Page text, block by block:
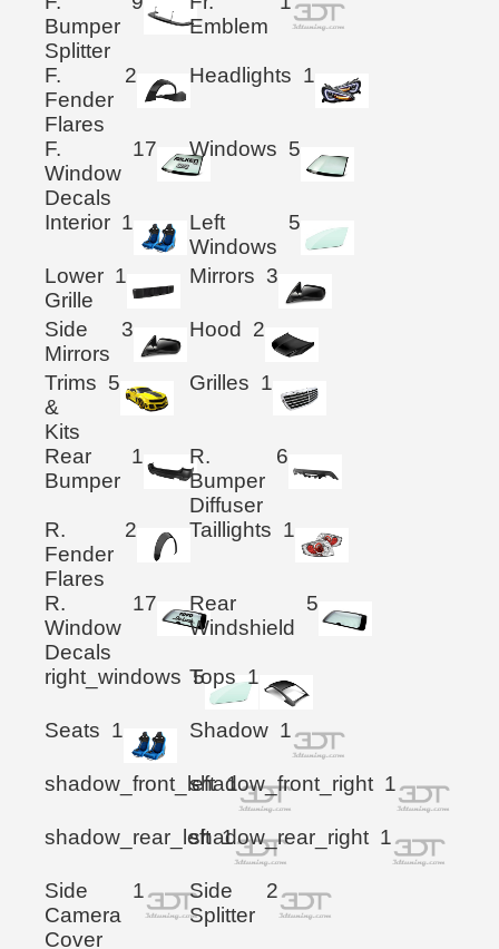
Bumper
Splitter
Emblem
F.
Fender
Flares
2 Headlights 1
F.
Window
Decals
17 Windows 5
Interior 1
Left
Windows
5
Lower
Grille
1 Mirrors 3
Side
Mirrors
3 Hood 2
Trims
&
Kits
5 Grilles 1
Rear
Bumper
1
R.
Bumper
Diffuser
6
R.
Fender
Flares
2 Taillights 1
R.
Window
Decals
17
Rear
Windshield
5
right_windows 5
Tops 1
Seats 1 Shadow 1
shadow_front_left 1
shadow_front_right 1
shadow_rear_left 1
shadow_rear_right 1
Side
Camera
Cover
1
Side
Splitter
2